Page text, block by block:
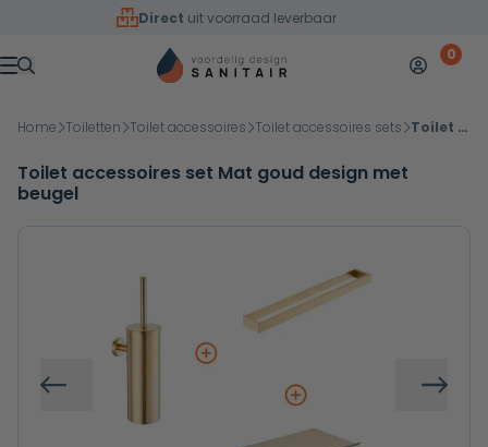
Overslaan naar inhoud
Direct uit voorraad leverbaar
Menu
Mijn 0
Home Toiletten Toilet accessoires Toilet accessoires sets Toilet accessoires set Mat goud design met beugel
Toilet accessoires set Mat goud design met
beugel
Vorige